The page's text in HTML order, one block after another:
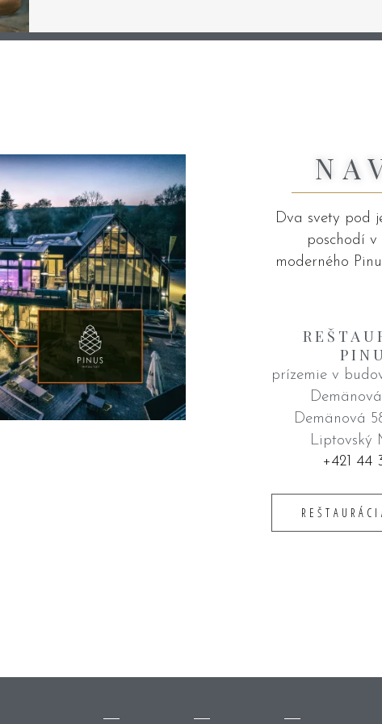
Dva svety pod
poschodí
moderného
prízemie v
Demänová
Liptovský
+421 44